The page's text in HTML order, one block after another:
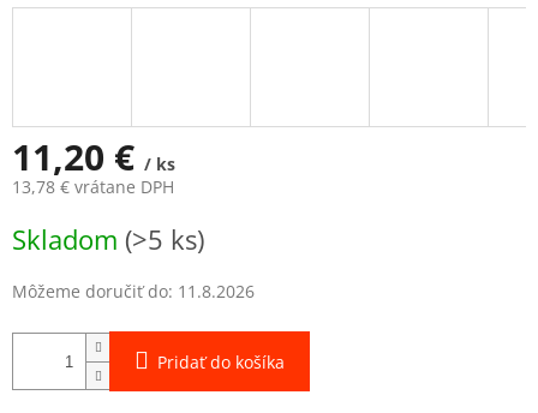
11,20 € / ks
13,78 € vrátane DPH
cena:
Skladom (>5 ks)
Môžeme doručiť do: 11.8.2026
Pridať do košíka